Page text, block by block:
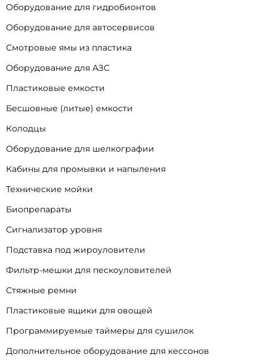
Оборудование для гидробионтов
Оборудование для автосервисов
Смотровые ямы из пластика
Оборудование для АЗС
Пластиковые емкости
Бесшовные (литые) емкости
Колодцы
Оборудование для шелкографии
Кабины для промывки и напыления
Технические мойки
Биопрепараты
Сигнализатор уровня
Подставка под жироуловители
Фильтр-мешки для пескоуловителей
Стяжные ремни
Пластиковые ящики для овощей
Программируемые таймеры для сушилок
Дополнительное оборудование для кессонов